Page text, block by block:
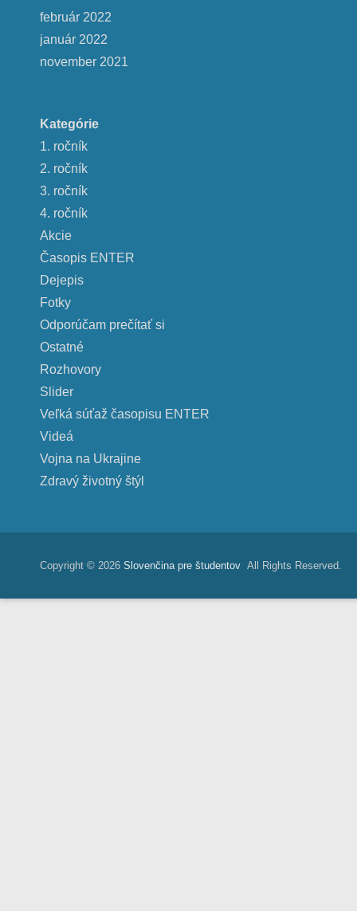
február 2022
január 2022
november 2021
Kategórie
1. ročník
2. ročník
3. ročník
4. ročník
Akcie
Časopis ENTER
Dejepis
Fotky
Odporúčam prečítať si
Ostatné
Rozhovory
Slider
Veľká súťaž časopisu ENTER
Videá
Vojna na Ukrajine
Zdravý životný štýl
Copyright © 2026 Slovenčina pre študentov All Rights Reserved.